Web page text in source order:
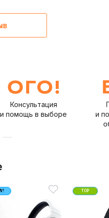
Консультация
и помощь в выборе
и
TOP